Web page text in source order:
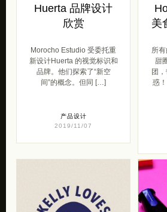
Huerta 品牌设计
欣赏
Morocho Estudio 受委托重
新设计Huerta 的视觉标识和
品牌。他们探索了“新空
间”的概念。但同 […]
产品设计
2019/11/07
美
所
甜
团
惑